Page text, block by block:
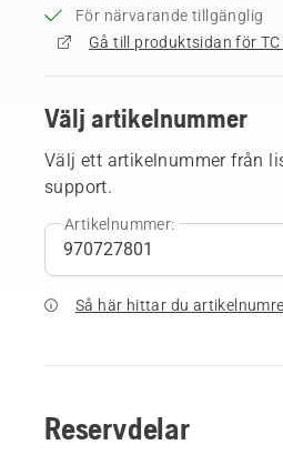
För närvarande tillgänglig
Gå till produktsidan för TC
Välj artikelnummer
Välj ett artikelnummer från
support.
Artikelnummer:
Så här hittar du
Reservdelar